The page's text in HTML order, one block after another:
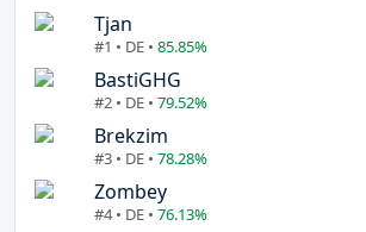
Tjan
#1 • DE • 85.85%
BastiGHG
#2 • DE • 79.52%
Brekzim
#3 • DE • 78.28%
Zombey
#4 • DE • 76.13%